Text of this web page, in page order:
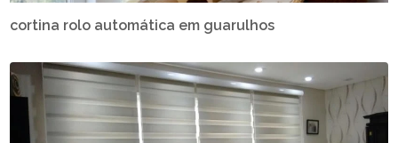
cortina rolo automática em guarulhos